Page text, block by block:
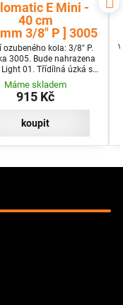
E Mini -
40 cm
mm 3/8" P ] 3005
ozubeného kola: 3/8" P.
3005. Bude nahrazena
Light 01. Třídílná úzká s
nýtem na špičce.
Máme skladem
915 Kč
koupit